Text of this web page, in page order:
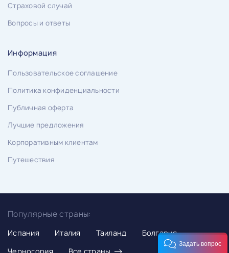
Страховой случай
Вопросы и ответы
Информация
Пользовательское соглашение
Политика конфиденциальности
Публичная оферта
Лучшие предложения
Корпоративным клиентам
Путешествия
Популярные страны:
Испания Италия Таиланд
Болгария
Черногория
Все страны
Задать вопрос